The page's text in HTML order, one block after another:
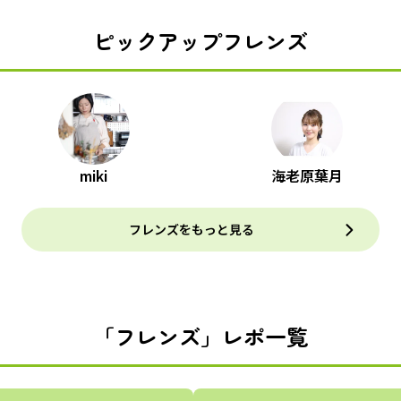
ピックアップフレンズ
miki 海老原葉月
フレンズをもっと見る
「フレンズ」レポ一覧